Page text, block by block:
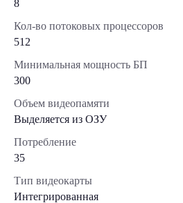
8
Кол-во потоковых процессоров
512
Минимальная мощность БП
300
Объем видеопамяти
Выделяется из ОЗУ
Потребление
35
Тип видеокарты
Интегрированная